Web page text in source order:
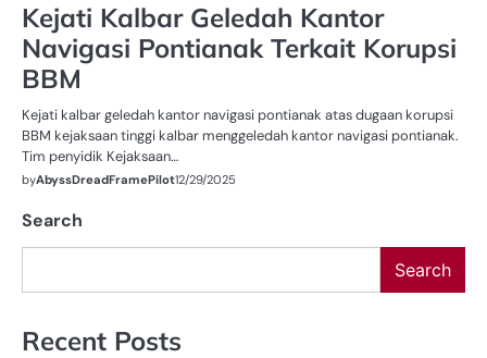
Kejati Kalbar Geledah Kantor
Navigasi Pontianak Terkait Korupsi
BBM
Kejati kalbar geledah kantor navigasi pontianak atas dugaan korupsi
BBM kejaksaan tinggi kalbar menggeledah kantor navigasi pontianak.
Tim penyidik Kejaksaan…
byAbyssDreadFramePilot12/29/2025
Search
Search
Recent Posts